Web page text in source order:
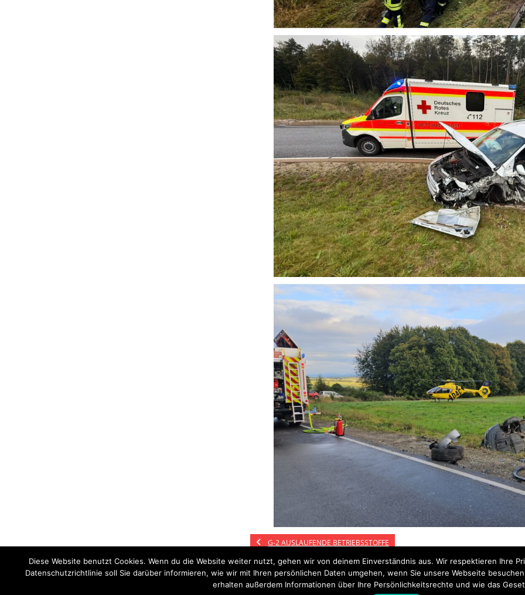
G-2 AUSLAUFENDE BETRIEBSSTOFFE
Startseite Einsätze Mitglied werden Über uns Bilder Kontakt
Diese Website benutzt Cookies. Wenn du die Website weiter nutzt, gehen wir von deinem Einverständnis aus. Wir respektieren Ihre
Datenschutzrichtlinie soll Sie darüber informieren, wie wir mit Ihren persönlichen Daten umgehen, wenn Sie unsere Webseite
erhalten außerdem Informationen über Ihre Persönlichkeitsrechte und wie das